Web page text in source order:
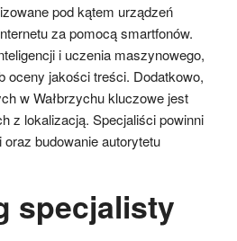
pod kątem urządzeń
za pomocą smartfonów.
i uczenia maszynowego,
oceny jakości treści. Dodatkowo,
w Wałbrzychu kluczowe jest
z lokalizacją. Specjaliści powinni
budowanie autorytetu
specjalisty